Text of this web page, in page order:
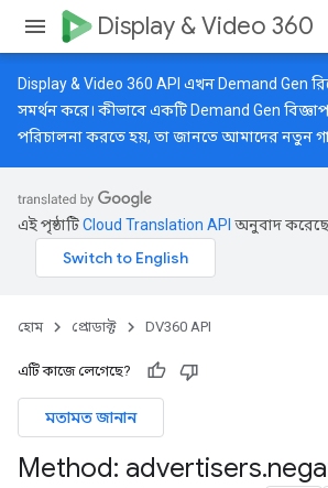
Display & Video 360
Display & Video 360 API এখন Demand Gen
সমর্থন করে। কীভাবে একটি Demand Gen
পরিচালনা করতে হয়, তা জানতে আমাদেরনতুন
এই পৃষ্ঠাটিCloud Translation API অনুবাদ
হোম প্রোডাক্ট DV360 API
এটি কাজে লেগেছে?
মতামত জানান
Method: advertisers.